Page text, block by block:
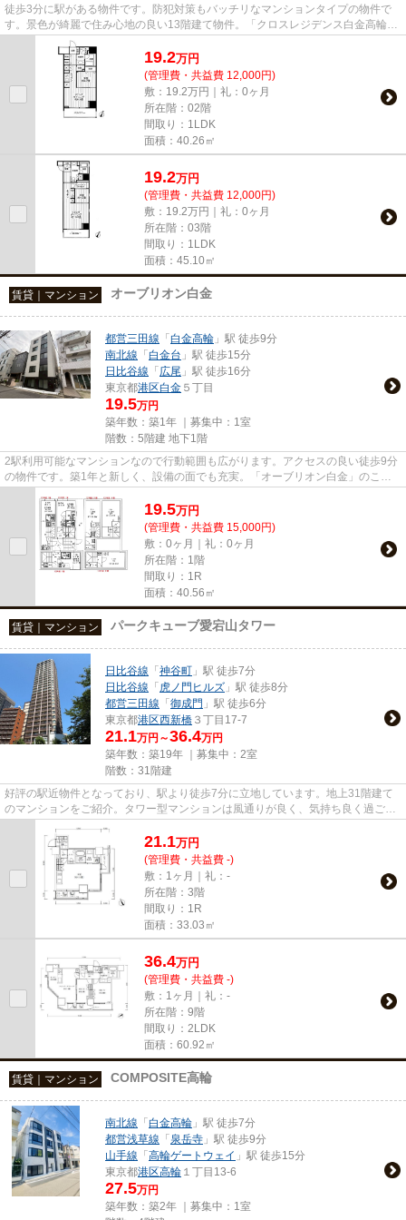
徒歩3分に駅がある物件です。防犯対策もバッチリなマンションタイプの物件で
す。景色が綺麗で住み心地の良い13階建て物件。「クロスレジデンス白金高輪」
の物件情報をお探しならお気軽...
19.2万円
(管理費・共益費 12,000円)
敷：19.2万円｜礼：0ヶ月
所在階：02階
間取り：1LDK
面積：40.26㎡
19.2万円
(管理費・共益費 12,000円)
敷：19.2万円｜礼：0ヶ月
所在階：03階
間取り：1LDK
面積：45.10㎡
賃貸｜マンション オーブリオン白金
都営三田線 「白金高輪 」駅 徒歩9分
南北線 「白金台 」駅 徒歩15分
日比谷線 「広尾 」駅 徒歩16分
東京都港区白金 ５丁目
19.5万円
築年数：築1年 ｜募集中： 1室
階数：5階建 地下1階
2駅利用可能なマンションなので行動範囲も広がります。アクセスの良い徒歩9分
の物件です。築1年と新しく、設備の面でも充実。「オーブリオン白金」のここ
がイチオシ。ご自身の目で港区...
19.5万円
(管理費・共益費 15,000円)
敷：0ヶ月｜礼：0ヶ月
所在階：1階
間取り：1R
面積：40.56㎡
賃貸｜マンション パークキューブ愛宕山タワー
日比谷線 「神谷町 」駅 徒歩7分
日比谷線 「虎ノ門ヒルズ 」駅 徒歩8分
都営三田線 「御成門 」駅 徒歩6分
東京都港区西新橋 ３丁目17-7
21.1万円～36.4万円
築年数：築19年 ｜募集中： 2室
階数：31階建
好評の駅近物件となっており、駅より徒歩7分に立地しています。地上31階建て
のマンションをご紹介。タワー型マンションは風通りが良く、気持ち良く過ごせ
ます。外装もおしゃれで快適な...
21.1万円
(管理費・共益費 -)
敷：1ヶ月｜礼：-
所在階：3階
間取り：1R
面積：33.03㎡
36.4万円
(管理費・共益費 -)
敷：1ヶ月｜礼：-
所在階：9階
間取り：2LDK
面積：60.92㎡
賃貸｜マンション COMPOSITE高輪
南北線 「白金高輪 」駅 徒歩7分
都営浅草線 「泉岳寺 」駅 徒歩9分
山手線 「高輪ゲートウェイ 」駅 徒歩15分
東京都港区高輪 １丁目13-6
27.5万円
築年数：築2年 ｜募集中： 1室